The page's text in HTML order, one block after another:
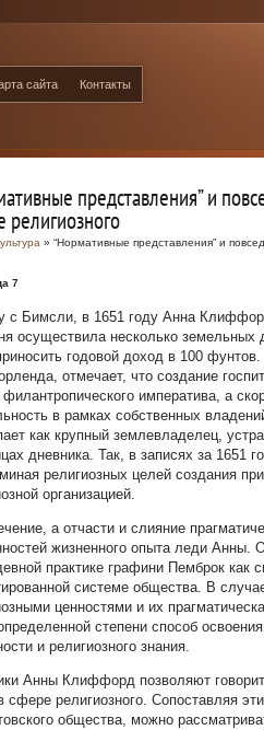
сайта Контакты
представления” и
религиозного
» “Нормативные представления” и
7
с Бимсли, в 1651 году Анна
осуществила несколько
годовой доход в 100
отмечает, что создание
филантропического императива, а
в рамках собственных
как крупный землевладелец,
дневника. Так, в записях за 1651
религиозных целей создания
организацией.
а отчасти и слияние
жизненного опыта леди Анны.
практике графини Пемброк как
системе общества. В
ценностями и их
степени способ
и религиозного знания.
Анны Клиффорд позволяют
сфере религиозного. Сопоставляя
общества, можно